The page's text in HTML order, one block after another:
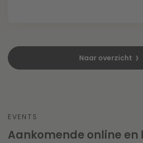
Naar overzicht
EVENTS
Aankomende online en